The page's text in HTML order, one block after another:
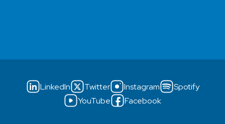
LinkedIn Twitter Instagram
Spotify
YouTube
Facebook